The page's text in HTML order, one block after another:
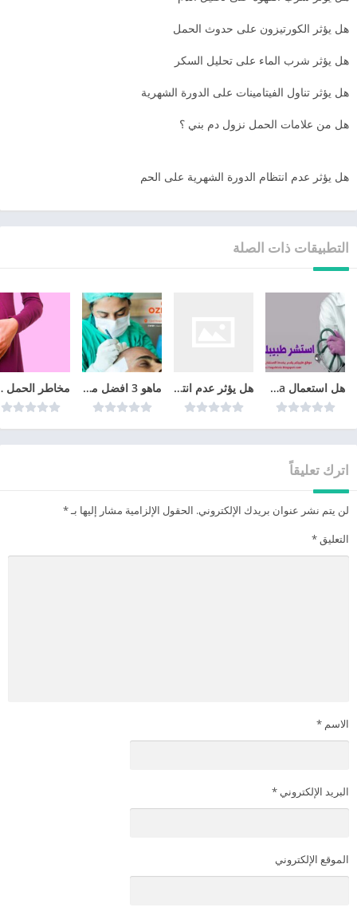
هل يؤثر الكورتيزون على حدوث الحمل
هل يؤثر شرب الماء على تحليل السكر
هل يؤثر تناول الفيتامينات على الدورة الشهرية
هل من علامات الحمل نزول دم بني ؟
هل يؤثر عدم انتظام الدورة الشهرية على الحم
التطبيقات ذات الصلة
هل استعمال cyclo-progynova يمنع الحمل؟ هل يؤثر عدم انتظام الدورة الشهرية على الحمل ماهو 3 افضل مراكز زراعة الشعر في تركيا عام 2026 مخاطر
اترك تعليقاً
لن يتم نشر عنوان بريدك الإلكتروني. الحقول الإلزامية مشار إليها بـ*
التعليق *
الاسم *
البريد الإلكتروني *
الموقع الإلكتروني